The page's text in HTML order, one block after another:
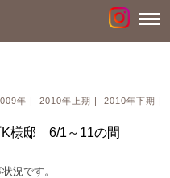
年 | 2010年上期 | 2010年下期 |
様邸 6/1～11の間
況です。